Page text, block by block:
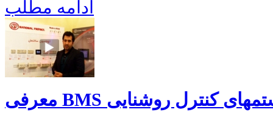
ادامه مطلب